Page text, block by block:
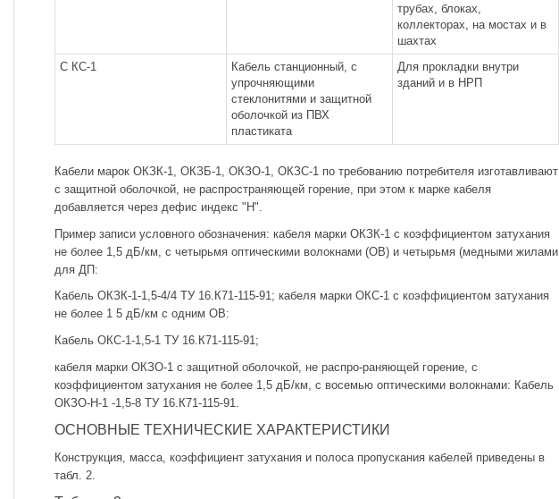
трубах, блоках,
коллекторах, на мостах и в
шахтах
С КС-1
Кабель станционный, с
упрочняющими
стеклонитями и защитной
оболочкой из ПВХ
пластиката
Для прокладки внутри
зданий и в НРП
Кабели марок ОКЗК-1, ОКЗБ-1, ОКЗО-1, ОКЗС-1 по требованию потребителя изготавливают
с защитной оболочкой, не распространяющей горение, при этом к марке кабеля
добавляется через дефис индекс "Н".
Пример записи условного обозначения: кабеля марки ОКЗК-1 с коэффициентом затухания
не более 1,5 дБ/км, с четырьмя оптическими волокнами (ОВ) и четырьмя (медными жилами
для ДП:
Кабель ОКЗК-1-1,5-4/4 ТУ 16.К71-115-91; кабеля марки ОКС-1 с коэффициентом затухания
не более 1 5 дБ/км с одним ОВ:
Кабель ОКС-1-1,5-1 ТУ 16.К71-115-91;
кабеля марки ОКЗО-1 с защитной оболочкой, не распро-раняющей горение, с
коэффициентом затухания не более 1,5 дБ/км, с восемью оптическими волокнами: Кабель
ОКЗО-Н-1 -1,5-8 ТУ 16.К71-115-91.
ОСНОВНЫЕ ТЕХНИЧЕСКИЕ ХАРАКТЕРИСТИКИ
Конструкция, масса, коэффициент затухания и полоса пропускания кабелей приведены в
табл. 2.